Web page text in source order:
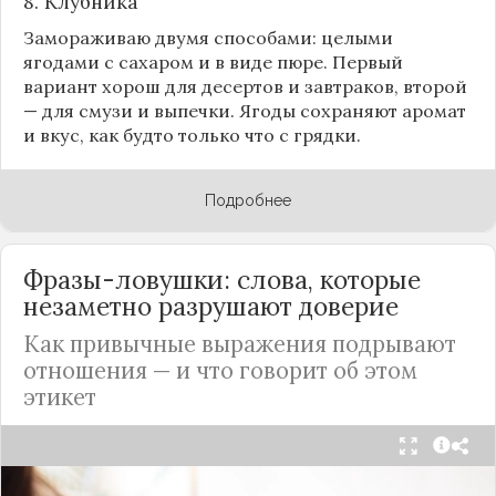
Замораживаю двумя способами: целыми
ягодами с сахаром и в виде пюре. Первый
вариант хорош для десертов и завтраков, второй
— для смузи и выпечки. Ягоды сохраняют аромат
и вкус, как будто только что с грядки.
Подробнее
Фразы-ловушки: слова, которые
незаметно разрушают доверие
Как привычные выражения подрывают
отношения — и что говорит об этом
этикет
Мы часто думаем, что доверие рушится из-за